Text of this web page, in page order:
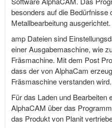
besonders auf die Bedürfnisse
Metallbearbeitung ausgerichtet.
amp Dateien sind
einer Ausgabemaschine, wie
Fräsmachine. Mit dem Post
dass der von AlphaCam
Fräsmaschine verstanden wird.
Für das Laden und Bearbeiten
AlphaCAM über das
das Produkt von Planit